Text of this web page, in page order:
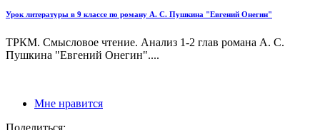
Урок литературы в 9 классе по роману А. С. Пушкина "Евгений Онегин"
ТРКМ. Смысловое чтение. Анализ 1-2 глав романа А. С.
Пушкина "Евгений Онегин"....
Мне нравится
Поделиться: